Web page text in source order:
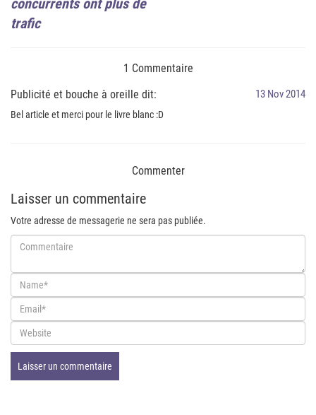
concurrents ont plus de
trafic
1 Commentaire
Publicité et bouche à oreille dit:
13 Nov 2014
Bel article et merci pour le livre blanc :D
Commenter
Laisser un commentaire
Votre adresse de messagerie ne sera pas publiée.